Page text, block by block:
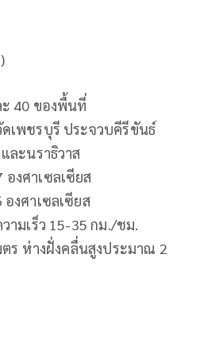
40 ของพื้นที่
เพชรบุรี ประจวบคีรีขันธ์
ละนราธิวาส
งศาเซลเซียส
งศาเซลเซียส
ามเร็ว 15-35 กม./ชม.
ร ห่างฝั่งคลื่นสูงประมาณ 2